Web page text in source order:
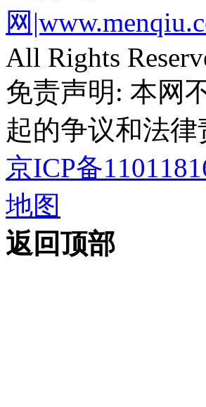
网
All Rights
免责声明: 本网
起的争议和法律
京ICP备
地图
返回顶部